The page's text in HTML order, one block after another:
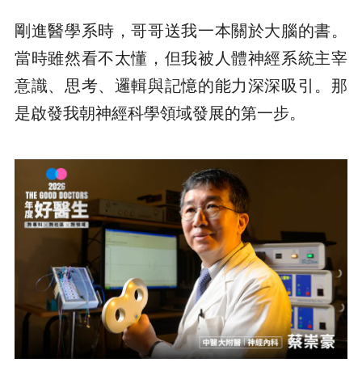
剛進醫學系時，哥哥送我一本關於大腦的書。
當時雖然看不太懂，但我被人體神經系統主宰
意識、思考、邏輯與記憶的能力深深吸引。那
是啟發我朝神經科學領域發展的第一步。